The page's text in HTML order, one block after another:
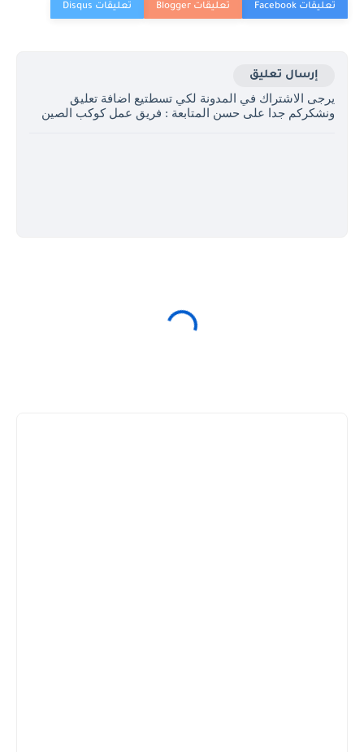
إرسال تعليق
يرجى الاشتراك في المدونة لكي تسطتيع اضافة تعليق
ونشكركم جدا على حسن المتابعة : فريق عمل كوكب الصين